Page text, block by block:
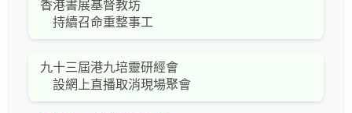
香港書展基督教坊
持續召命重整事工
九十三屆港九培靈研經會
設網上直播取消現場聚會